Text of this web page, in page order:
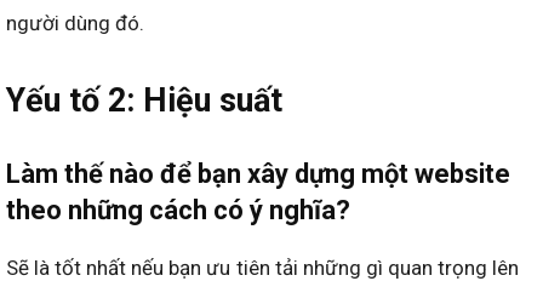
người dùng đó.
Yếu tố 2: Hiệu suất
Làm thế nào để bạn xây dựng một website
theo những cách có ý nghĩa?
Sẽ là tốt nhất nếu bạn ưu tiên tải những gì quan trọng lên